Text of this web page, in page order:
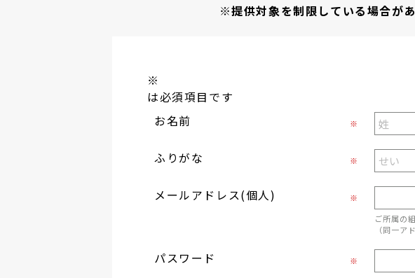
※提供対象を制限している場合が
※
は必須項目です
お名前
※
ふりがな ※
メールアドレス(個人)
※
ご所属の
（同一ア
パスワード ※